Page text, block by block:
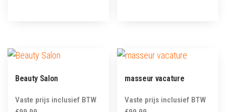
Beauty Salon
Vaste prijs inclusief BTW
masseur vacature
Vaste prijs inclusief BTW